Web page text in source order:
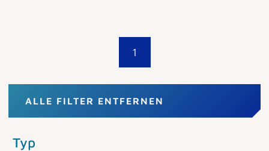
1
ALLE FILTER ENTFERNEN
Typ